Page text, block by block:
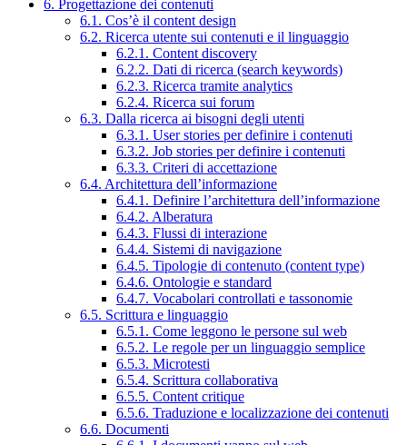
6. Progettazione dei contenuti
6.1. Cos’è il content design
6.2. Ricerca utente sui contenuti e il linguaggio
6.2.1. Content discovery
6.2.2. Dati di ricerca (search keywords)
6.2.3. Ricerca tramite analytics
6.2.4. Ricerca sui forum
6.3. Dalla ricerca ai bisogni degli utenti
6.3.1. User stories per definire i contenuti
6.3.2. Job stories per definire i contenuti
6.3.3. Criteri di accettazione
6.4. Architettura dell’informazione
6.4.1. Definire l’architettura dell’informazione
6.4.2. Alberatura
6.4.3. Flussi di interazione
6.4.4. Sistemi di navigazione
6.4.5. Tipologie di contenuto (content type)
6.4.6. Ontologie e standard
6.4.7. Vocabolari controllati e tassonomie
6.5. Scrittura e linguaggio
6.5.1. Come leggono le persone sul web
6.5.2. Le regole per un linguaggio semplice
6.5.3. Microtesti
6.5.4. Scrittura collaborativa
6.5.5. Content critique
6.5.6. Traduzione e localizzazione dei contenuti
6.6. Documenti